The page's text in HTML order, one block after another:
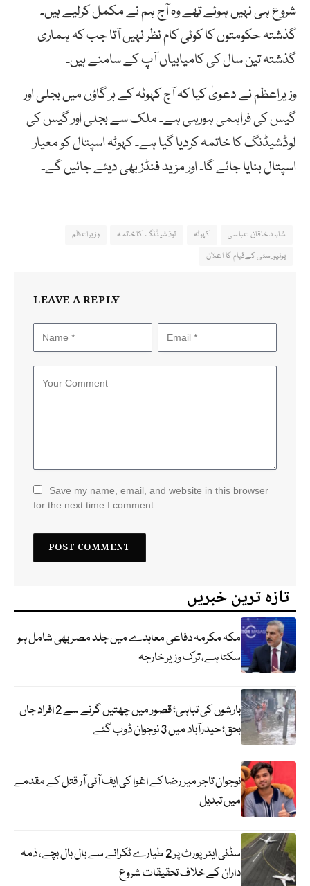
شروع ہی نہیں ہوئے تھے وہ آج ہم نے مکمل کرلیے ہیں۔
گذشتہ حکومتوں کا کوئی کام نظر نہیں آتا جب کہ ہماری
گذشتہ تین سال کی کامیابیاں آپ کے سامنے ہیں۔
وزیراعظم نے دعویٰ کیا کہ آج کہوٹہ کے ہر گاؤں میں بجلی اور
گیس کی فراہمی ہورہی ہے۔ ملک سے بجلی اور گیس کی
لوڈشیڈنگ کا خاتمہ کردیا گیا ہے۔ کہوٹہ اسپتال کو معیار
اسپتال بنایا جائے گا۔ اور مزید فنڈز بھی دیئے جائیں گے۔
شاہد خاقان عباسی کہوٹہ لوڈشیڈنگ کا خاتمہ
وزیراعظم
یونیورسٹی کےقیام کا اعلان
LEAVE A REPLY
Save my name, email, and website in this browser
for the next time I comment.
تازہ ترین خبریں
مکہ مکرمہ دفاعی معاہدے میں جلد مصر بھی شامل ہو
سکتا ہے، ترک وزیر خارجہ
بارشوں کی تباہی؛ قصور میں چھتیں گرنے سے 2 افراد جاں
بحق؛ حیدرآباد میں 3 نوجوان ڈوب گئے
نوجوان تاجر میر رضا کے اغوا کی ایف آئی آر قتل کے مقدمے
میں تبدیل
سڈنی ایئرپورٹ پر 2 طیارے ٹکرانے سے بال بال بچے، ذمہ
داران کے خلاف تحقیقات شروع